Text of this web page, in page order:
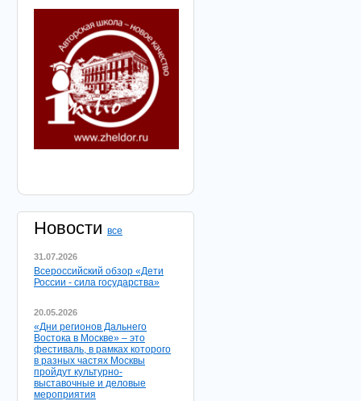
Новости все
31.07.2026
Всероссийский обзор «Дети
России - сила государства»
20.05.2026
«Дни регионов Дальнего
Востока в Москве» – это
фестиваль, в рамках которого
в разных частях Москвы
пройдут культурно-
выставочные и деловые
мероприятия